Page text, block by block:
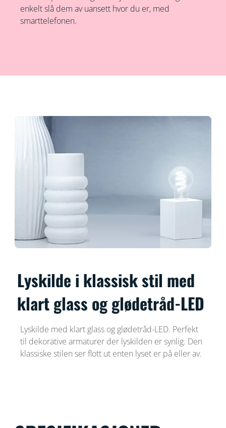
enkelt slå dem av uansett hvor du er, med
smarttelefonen.
Lyskilde i klassisk stil med
klart glass og glødetråd-LED
Lyskilde med klart glass og glødetråd-LED. Perfekt
til dekorative armaturer der lyskilden er synlig. Den
klassiske stilen ser flott ut enten lyset er på eller av.